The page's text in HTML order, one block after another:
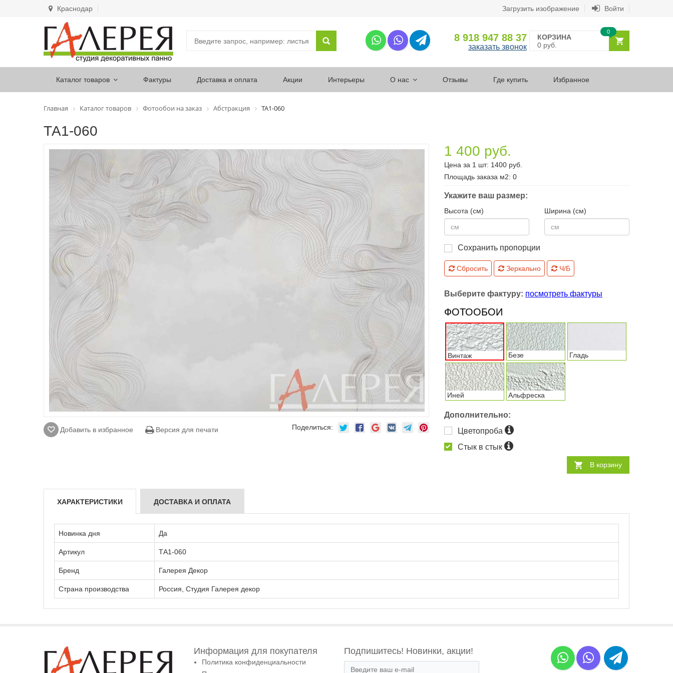
Краснодар Загрузить изображение Войти
8 918 947 88 37
заказать звонок
КОРЗИНА
0 руб.
0
Каталог товаров Фактуры Доставка и оплата Акции Интерьеры О нас Отзывы Где купить Избранное
Главная Каталог товаров Фотообои на заказ Абстракция ТА1-060
ТА1-060
Добавить в избранное Версия для печати Поделиться:
1 400 руб.
Цена за 1 шт: 1400 руб.
Площадь заказа м2: 0
Укажите ваш размер:
Высота (см) Ширина (см)
Сохранить пропорции
Сбросить Зеркально Ч/Б
Выберите фактуру: посмотреть фактуры
ФОТООБОИ
Винтаж Безе Гладь
Иней Альфреска
Дополнительно:
Цветопроба
Стык в стык
В корзину
ХАРАКТЕРИСТИКИ ДОСТАВКА И ОПЛАТА
Новинка дня Да
Артикул ТА1-060
Бренд Галерея Декор
Страна производства Россия, Студия Галерея декор
Информация для покупателя
Политика конфиденциальности
Подпишитесь! Новинки, акции!